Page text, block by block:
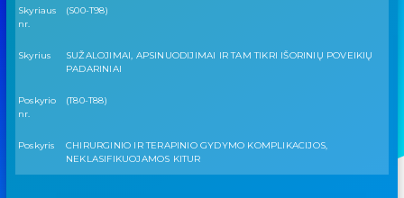
Skyriaus
nr.
(S00-T98)
Skyrius
SUŽALOJIMAI, APSINUODIJIMAI IR TAM TIKRI IŠORINIŲ POVEIKIŲ
PADARINIAI
Poskyrio
nr.
(T80-T88)
Poskyris
CHIRURGINIO IR TERAPINIO GYDYMO KOMPLIKACIJOS,
NEKLASIFIKUOJAMOS KITUR